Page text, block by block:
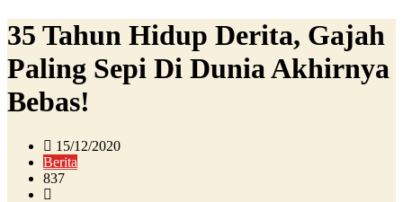
35 Tahun Hidup Derita, Gajah
Paling Sepi Di Dunia Akhirnya
Bebas!
15/12/2020
Berita
837